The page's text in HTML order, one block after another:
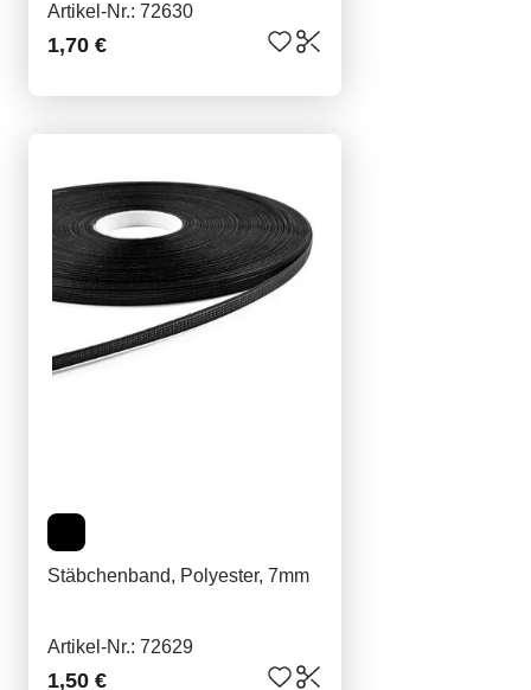
Artikel-Nr.: 72630
1,70 €
Stäbchenband, Polyester, 7mm
Artikel-Nr.: 72629
1,50 €